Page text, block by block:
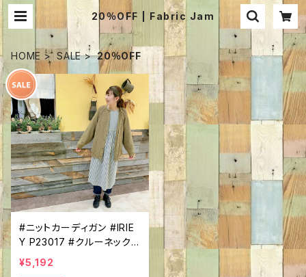
20％OFF | Fabric Jam
HOME SALE 20％OFF
#ニットカーディガン #IRIE
Y P23017 #クルーネック
#前ボタン #ラグランスリー
ブ #ほっこり #あったか #
¥5,192